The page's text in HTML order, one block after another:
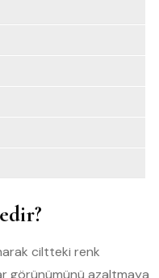
ciltteki renk
görünümünü azaltmaya